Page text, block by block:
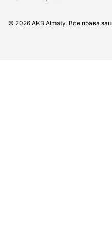
© 2026 AKB Almaty. Все права